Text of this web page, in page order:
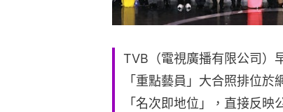
TVB（電視廣播有限公司）
「重點藝員」大合照排位
「名次即地位」，直接反